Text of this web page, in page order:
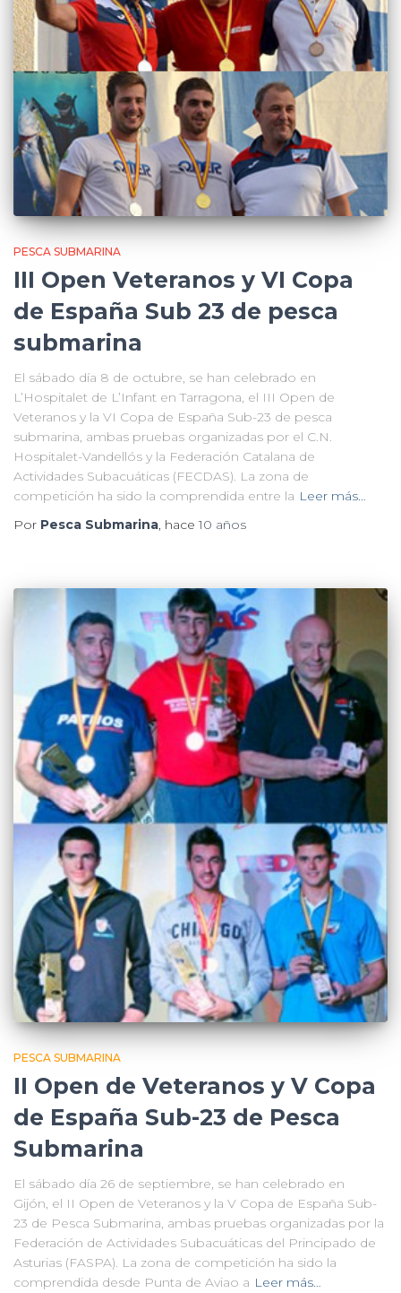
PESCA SUBMARINA
III Open Veteranos y VI Copa
de España Sub 23 de pesca
submarina
El sábado día 8 de octubre, se han celebrado en
L’Hospitalet de L’Infant en Tarragona, el III Open de
Veteranos y la VI Copa de España Sub-23 de pesca
submarina, ambas pruebas organizadas por el C.N.
Hospitalet-Vandellós y la Federación Catalana de
Actividades Subacuáticas (FECDAS). La zona de
competición ha sido la comprendida entre la Leer más…
Por Pesca Submarina, hace10 años
PESCA SUBMARINA
II Open de Veteranos y V Copa
de España Sub-23 de Pesca
Submarina
El sábado día 26 de septiembre, se han celebrado en
Gijón, el II Open de Veteranos y la V Copa de España Sub-
23 de Pesca Submarina, ambas pruebas organizadas por la
Federación de Actividades Subacuáticas del Principado de
Asturias (FASPA). La zona de competición ha sido la
comprendida desde Punta de Aviao a Leer más…